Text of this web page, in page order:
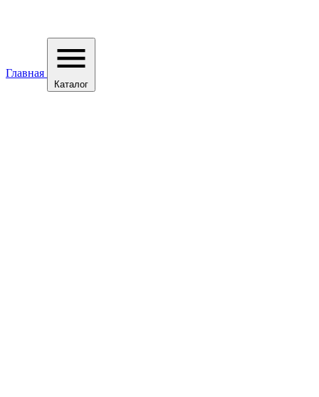
Главная
Каталог